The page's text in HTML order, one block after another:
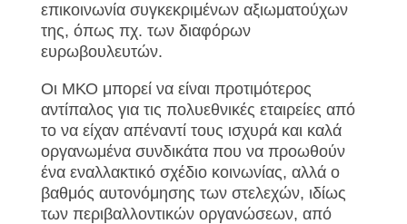
επικοινωνία συγκεκριμένων αξιωματούχων
της, όπως πχ. των διαφόρων
ευρωβουλευτών.
Οι ΜΚΟ μπορεί να είναι προτιμότερος
αντίπαλος για τις πολυεθνικές εταιρείες από
το να είχαν απέναντί τους ισχυρά και καλά
οργανωμένα συνδικάτα που να προωθούν
ένα εναλλακτικό σχέδιο κοινωνίας, αλλά ο
βαθμός αυτονόμησης των στελεχών, ιδίως
των περιβαλλοντικών οργανώσεων, από